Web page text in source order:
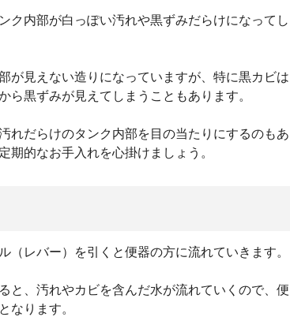
ク内部が白っぽい汚れや黒ずみだらけになってし
が見えない造りになっていますが、特に黒カビは
ら黒ずみが見えてしまうこともあります。
れだらけのタンク内部を目の当たりにするのもあ
期的なお手入れを心掛けましょう。
（レバー）を引くと便器の方に流れていきます。
と、汚れやカビを含んだ水が流れていくので、便
なります。